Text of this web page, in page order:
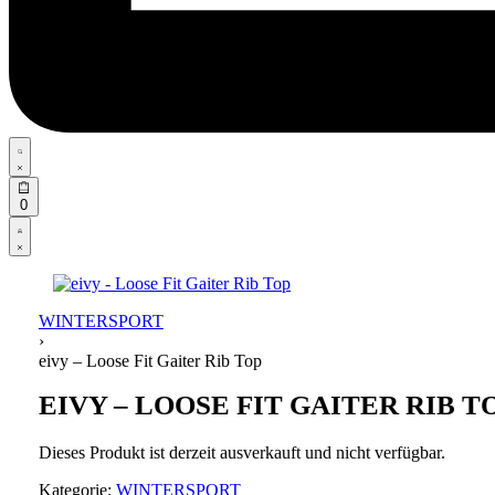
Search
open
0Open
cart
Open
Account
details
WINTERSPORT
›
eivy – Loose Fit Gaiter Rib Top
EIVY – LOOSE FIT GAITER RIB
Dieses Produkt ist derzeit ausverkauft und nicht verfügbar.
Kategorie: WINTERSPORT